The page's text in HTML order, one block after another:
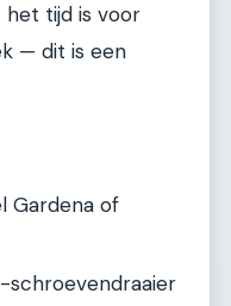
tijd is voor
— dit is een
Gardena of
schroevendraaier